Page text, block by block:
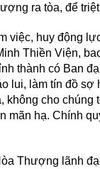
ra tòa, để
việc, huy động
Thiền Viện,
thành có Ban
lui, làm tín đồ
không cho
mãn hạ. Chính
Thượng lãnh